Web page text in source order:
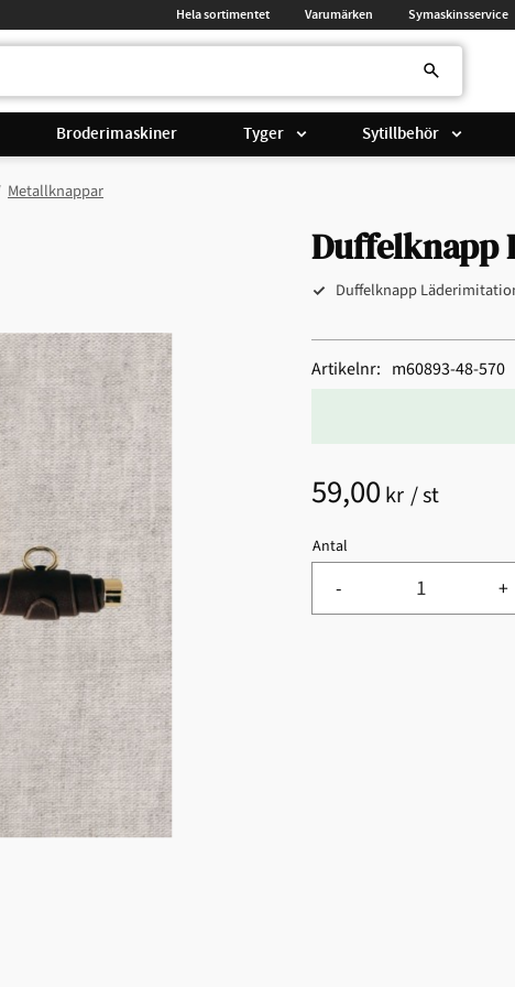
Hela sortimentet Varumärken Symaskinsservice
Broderimaskiner Tyger Sytillbehör
Metallknappar
Duffelknapp
Duffelknapp
59,00 kr /st
Antal
+
-
Artikelnr m60893-48-570